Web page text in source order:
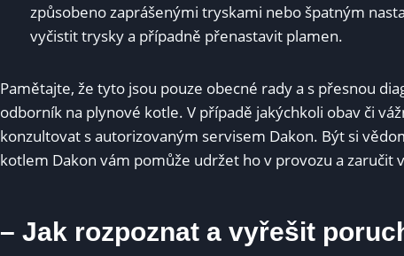
způsobeno zaprášenými tryskami nebo špatným
vyčistit trysky a případně přenastavit plamen.
Pamětajte, že tyto jsou pouze obecné rady a s přesnou
odborník na plynové kotle. V případě jakýchkoli obav či
konzultovat s autorizovaným servisem Dakon. Být si
kotlem Dakon vám pomůže udržet ho v provozu a zaručit
– Jak rozpoznat a vyřešit